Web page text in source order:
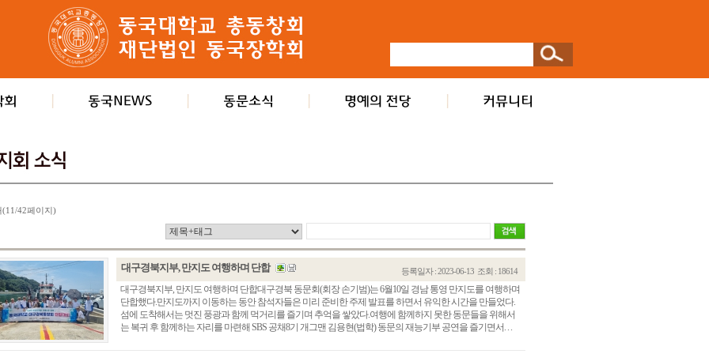
(11/42페이지)
대구경북지부, 만지도 여행하며 단합 등록일자 : 2023-06-13 조회 : 18614
대구경북지부, 만지도 여행하며 단합대구경북 동문회(회장 손기범)는 6월10일 경남 통영 만지도를 여행하며
단합했다.만지도까지 이동하는 동안 참석자들은 미리 준비한 주제 발표를 하면서 유익한 시간을 만들었다.
섬에 도착해서는 멋진 풍광과 함께 먹거리를 즐기며 추억을 쌓았다.여행에 함께하지 못한 동문들을 위해서
는 복귀 후 함께하는 자리를 마련해 SBS 공채8기 개그맨 김용현(법학) 동문의 재능기부 공연을 즐기면서. . .